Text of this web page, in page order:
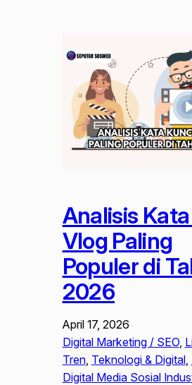
Analisis
Vlog Paling
Populer di
2026
April 17, 2026
Digital Marketing / SEO,
Tren, Teknologi & Digital,
Digital Media Sosial